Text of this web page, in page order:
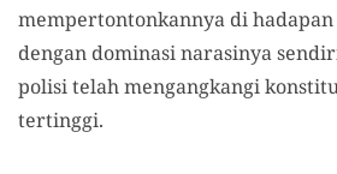
mempertontonkannya di
dengan dominasi narasinya
polisi telah mengangkangi
tertinggi.